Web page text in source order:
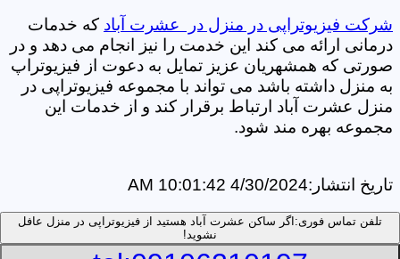
شرکت فیزیوتراپی در منزل در عشرت آباد که خدمات
درمانی ارائه می کند این خدمت را نیز انجام می دهد و در
صورتی که همشهریان عزیز تمایل به دعوت از فیزیوتراپ
به منزل داشته باشد می تواند با مجموعه فیزیوتراپی در
منزل عشرت آباد ارتباط برقرار کند و از خدمات این
مجموعه بهره مند شود.
تاریخ انتشار:4/30/2024 10:01:42 AM
تلفن تماس فوری: اگر ساکن عشرت آباد هستید از فیزیوتراپی در منزل عافل
نشوید!